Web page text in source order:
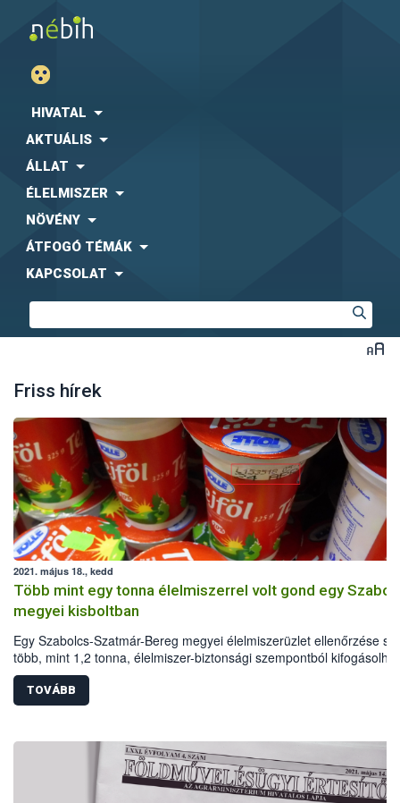
HIVATAL
AKTUÁLIS
ÁLLAT
ÉLELMISZER
NÖVÉNY
ÁTFOGÓ TÉMÁK
KAPCSOLAT
Friss hírek
2021. május 18., kedd
Több mint egy tonna élelmiszerrel volt gond egy
megyei kisboltban
Egy Szabolcs-Szatmár-Bereg megyei élelmiszerüzlet ellenőrzése
több, mint 1,2 tonna, élelmiszer-biztonsági szempontból
élelmiszert vontak ki a forgalomból a Nemzeti Élelmiszerlánc-
Hivatal (Nébih) szakemberei.
TOVÁBB